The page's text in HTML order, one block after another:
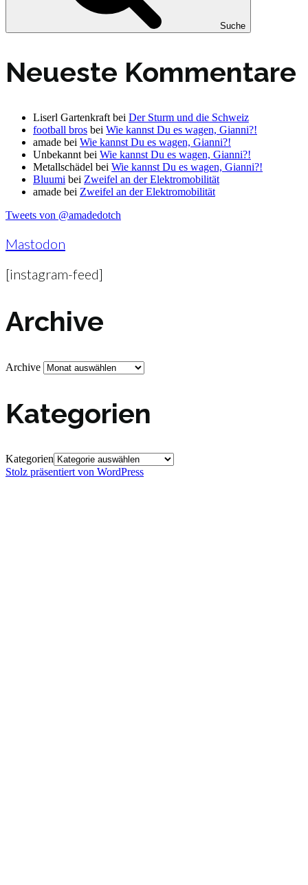
Suche
Neueste Kommentare
Liserl Gartenkraft bei Der Sturm und die Schweiz
football bros bei Wie kannst Du es wagen, Gianni?!
amade bei Wie kannst Du es wagen, Gianni?!
Unbekannt bei Wie kannst Du es wagen, Gianni?!
Metallschädel bei Wie kannst Du es wagen, Gianni?!
Bluumi bei Zweifel an der Elektromobilität
amade bei Zweifel an der Elektromobilität
Tweets von @amadedotch
Mastodon
[instagram-feed]
Archive
Archive
Kategorien
Kategorien
Stolz präsentiert von WordPress